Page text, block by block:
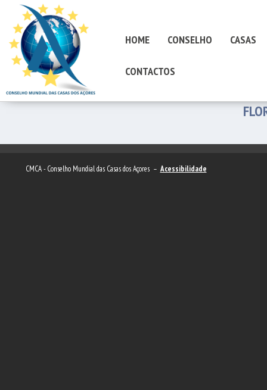
HOME CONSELHO CASAS
CONTACTOS
CMCA - Conselho Mundial das Casas dos Açores – Acessibilidade